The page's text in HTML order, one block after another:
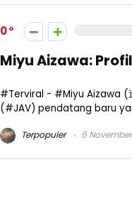
0
Miyu Aizawa:
#Terviral - #Miyu Aizawa
(#JAV) pendatang baru
Terpopuler 6